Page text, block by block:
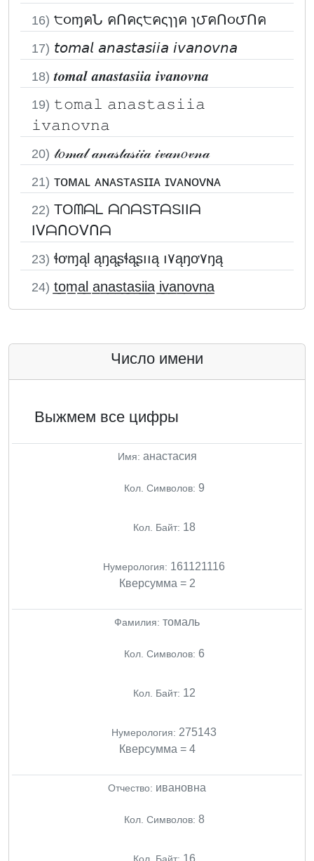
16) ੮૦ɱคՆ คՈคς੮คςɿɿค ɿ౮คՈ૦౮Ոค
17) 𝘵𝘰𝘮𝘢𝘭 𝘢𝘯𝘢𝘴𝘵𝘢𝘴𝘪𝘪𝘢 𝘪𝘷𝘢𝘯𝘰𝘷𝘯𝘢
18) 𝒕𝒐𝒎𝒂𝒍 𝒂𝒏𝒂𝒔𝒕𝒂𝒔𝒊𝒊𝒂 𝒊𝒗𝒂𝒏𝒐𝒗𝒏𝒂
19) 𝚝𝚘𝚖𝚊𝚕 𝚊𝚗𝚊𝚜𝚝𝚊𝚜𝚒𝚒𝚊
𝚒𝚟𝚊𝚗𝚘𝚟𝚗𝚊
20) 𝓉𝑜𝓂𝒶𝓁 𝒶𝓃𝒶𝓈𝓉𝒶𝓈𝒾𝒾𝒶 𝒾𝓋𝒶𝓃𝑜𝓋𝓃𝒶
21) ᴛᴏᴍᴀʟ ᴀɴᴀsᴛᴀsɪɪᴀ ɪᴠᴀɴᴏᴠɴᴀ
22) TOᗰᗩᒪ ᗩᑎᗩSTᗩSIIᗩ
IᐯᗩᑎOᐯᑎᗩ
23) ɬơɱąƖ ąŋąʂɬąʂııą ı۷ąŋơ۷ŋą
24) t̲o̲m̲a̲l̲ a̲n̲a̲s̲t̲a̲s̲i̲i̲a̲ i̲v̲a̲n̲o̲v̲n̲a̲
Число имени
Выжмем все цифры
Имя: анастасия
Кол. Символов: 9
Кол. Байт: 18
Нумерология: 161121116
Кверсумма = 2
Фамилия: томаль
Кол. Символов: 6
Кол. Байт: 12
Нумерология: 275143
Кверсумма = 4
Отчество: ивановна
Кол. Символов: 8
Кол. Байт: 16